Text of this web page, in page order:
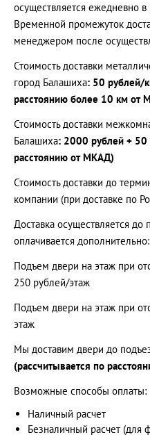
осуществляется ежедневно
Временной промежуток
менеджером после
Стоимость доставки
город Балашиха: 50 рублей/
расстоянию более 10 км от
Стоимость доставки
Балашиха: 2000 рублей + 50
расстоянию от МКАД)
Стоимость доставки до
компании (при доставке по
Доставка осуществляется
оплачивается дополнительно:
Подъем двери на этаж при
250 рублей/этаж
Подъем двери на этаж при
этаж
Мы доставим двери до
(рассчитывается по
Возможные способы оплаты:
Наличный расчет
Безналичный расчет (для